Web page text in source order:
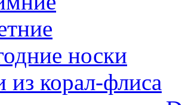
носки
из корал-флиса